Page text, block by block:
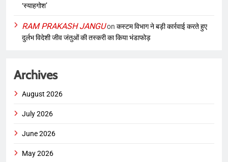
‘स्याहगोश’
RAM PRAKASH JANGUon कस्टम विभाग ने बड़ी कार्रवाई करते हुए
दुर्लभ विदेशी जीव जंतुओं की तस्करी का किया भंडाफोड़
Archives
August 2026
July 2026
June 2026
May 2026